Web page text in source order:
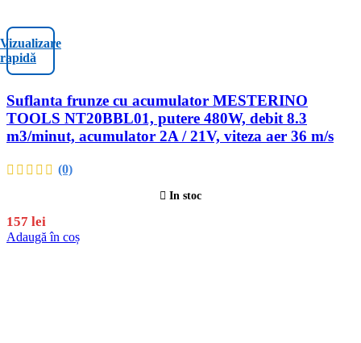
Vizualizare
rapidă
Suflanta frunze cu acumulator MESTERINO
TOOLS NT20BBL01, putere 480W, debit 8.3
m3/minut, acumulator 2A / 21V, viteza aer 36 m/s
(0)
In stoc
157 lei
Adaugă în coș